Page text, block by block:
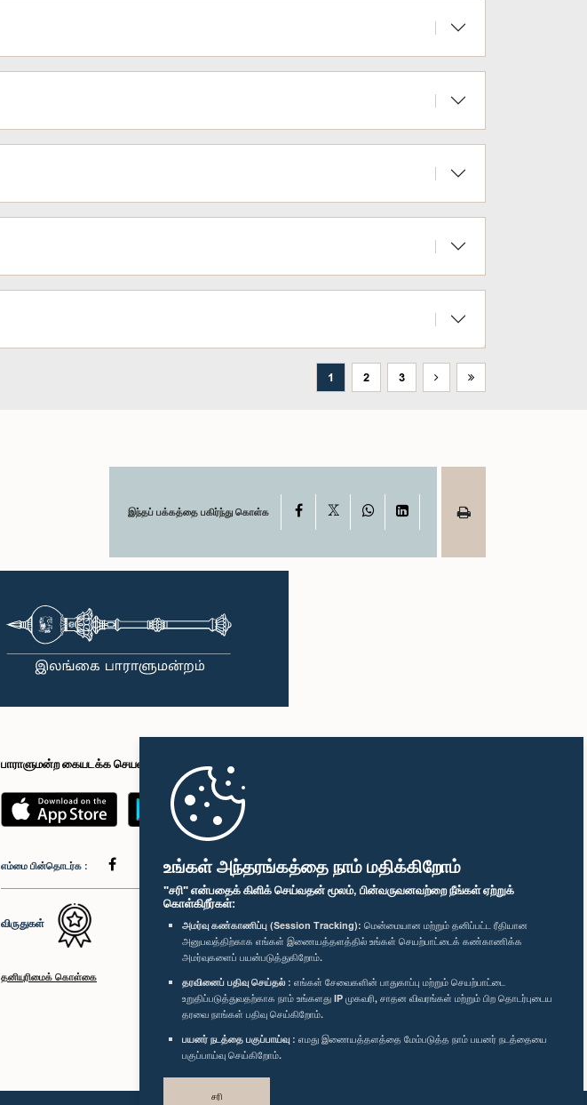
உங்கள் அந்தரங்கத்தை நாம் மதிக்கிறோம்
"சரி" என்பதைக் கிளிக் செய்வதன் மூலம், பின்வருவனவற்றை நீங்கள் ஏற்றுக்
கொள்கிறீர்கள்:
அமர்வு கண்காணிப்பு (Session Tracking): மென்மையான மற்றும் தனிப்பட்ட ரீதியான
அனுபவத்திற்காக எங்கள் இணையத்தளத்தில் உங்கள் செயற்பாட்டைக் கண்காணிக்க
அமர்வுகளைப் பயன்படுத்துகிறோம்.
தரவினைப் பதிவு செய்தல் : எங்கள் சேவைகளின் பாதுகாப்பு மற்றும் செயற்பாட்டை
உறுதிப்படுத்துவதற்காக நாம் உங்களது IP முகவரி, சாதன விவரங்கள் மற்றும் பிற தொடர்புடைய
தரவை நாங்கள் பதிவு செய்கிறோம்.
பயனர் நடத்தை பகுப்பாய்வு : எமது இணையத்தளத்தை மேம்படுத்த நாம் பயனர் நடத்தையை
பகுப்பாய்வு செய்கிறோம்.
சரி
1 2 3
இந்தப் பக்கத்தை பகிர்ந்து கொள்க Facebook WhatsAppLinkedIn
பாராளுமன்ற கையடக்க செயலி
எம்மை பின்தொடர்க :
விருதுகள்
தனியுரிமைக் கொள்கை